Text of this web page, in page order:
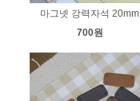
마그넷 강력자석 20mm
700원